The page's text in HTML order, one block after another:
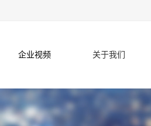
企业视频 关于我们
联系方式